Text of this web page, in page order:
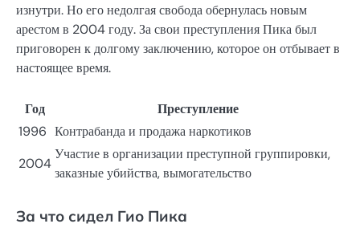
изнутри. Но его недолгая свобода обернулась новым
арестом в 2004 году. За свои преступления Пика был
приговорен к долгому заключению, которое он отбывает в
настоящее время.
Год
Преступление
1996 Контрабанда и продажа наркотиков
2004
Участие в организации преступной группировки,
заказные убийства, вымогательство
За что сидел Гио Пика